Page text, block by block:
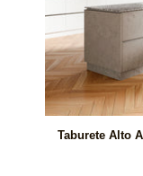
Taburete Alto